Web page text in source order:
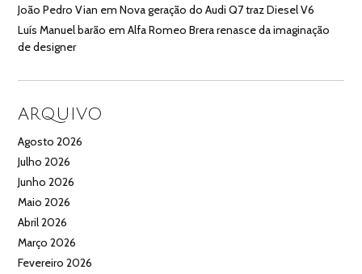
João Pedro Vian emNova geração do Audi Q7 traz Diesel V6
Luís Manuel barão emAlfa Romeo Brera renasce da imaginação
de designer
ARQUIVO
Agosto 2026
Julho 2026
Junho 2026
Maio 2026
Abril 2026
Março 2026
Fevereiro 2026